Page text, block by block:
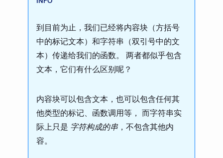
到目前为止，我们已经将内容块（方括号
中的标记文本）和字符串（双引号中的文
本）传递给我们的函数。 两者都似乎包含
文本，它们有什么区别呢？
内容块可以包含文本，也可以包含任何其
他类型的标记、函数调用等， 而字符串实
际上只是 字符构成的串 ，不包含其他内
容。